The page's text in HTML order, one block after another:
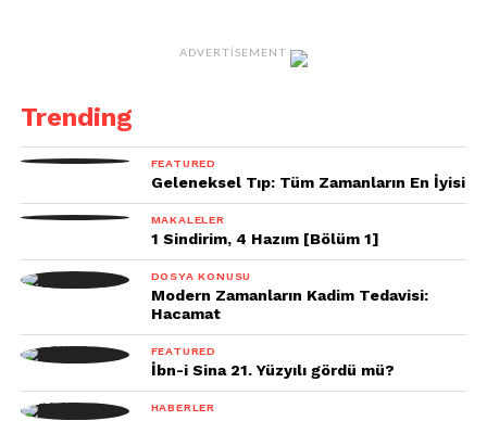
ADVERTISEMENT
Trending
FEATURED
Geleneksel Tıp: Tüm Zamanların En İyisi
MAKALELER
1 Sindirim, 4 Hazım [Bölüm 1]
DOSYA KONUSU
Modern Zamanların Kadim Tedavisi:
Hacamat
FEATURED
İbn-i Sina 21. Yüzyılı gördü mü?
HABERLER